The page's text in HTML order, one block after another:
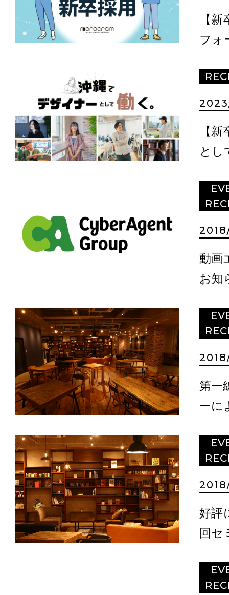
【
フォ
【
とし
動画
お知
第一
ーに
好評
回セ